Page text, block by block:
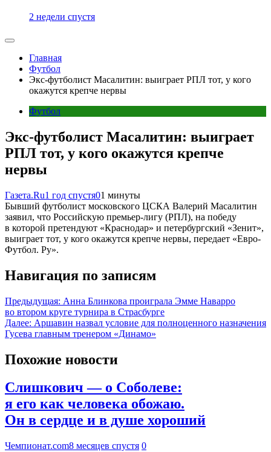
2 недели спустя
Главная
Футбол
Экс-футболист Масалитин: выиграет РПЛ тот, у кого
окажутся крепче нервы
Футбол
Экс-футболист Масалитин: выиграет
РПЛ тот, у кого окажутся крепче
нервы
Газета.Ru1 год спустя01 минуты
Бывший футболист московского ЦСКА Валерий Масалитин
заявил, что Российскую премьер-лигу (РПЛ), на победу
в которой претендуют «Краснодар» и петербургский «Зенит»,
выиграет тот, у кого окажутся крепче нервы, передает «Евро-
Футбол. Ру».
Навигация по записям
Предыдущая: Анна Блинкова проиграла Эмме Наварро
во втором круге турнира в Страсбурге
Далее: Аршавин назвал условие для полноценного назначения
Гусева главным тренером «Динамо»
Похожие новости
Слишкович — о Соболеве:
я его как человека обожаю.
Он в сердце и в душе хороший
Чемпионат.com8 месяцев спустя 0